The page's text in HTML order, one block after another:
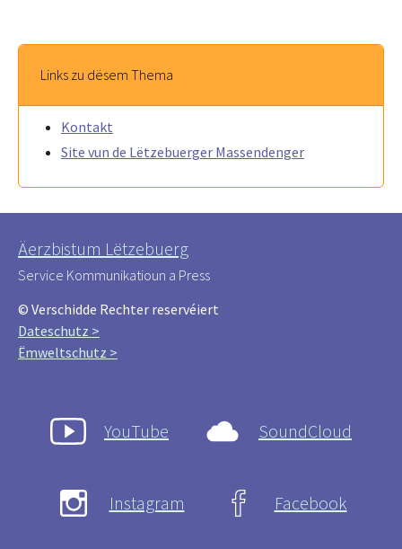
Links zu dësem Thema
Kontakt
Site vun de Lëtzebuerger Massendenger
Äerzbistum Lëtzebuerg
Service Kommunikatioun a Press
© Verschidde Rechter reservéiert
Dateschutz >
Ëmweltschutz >
YouTube SoundCloud
Instagram Facebook